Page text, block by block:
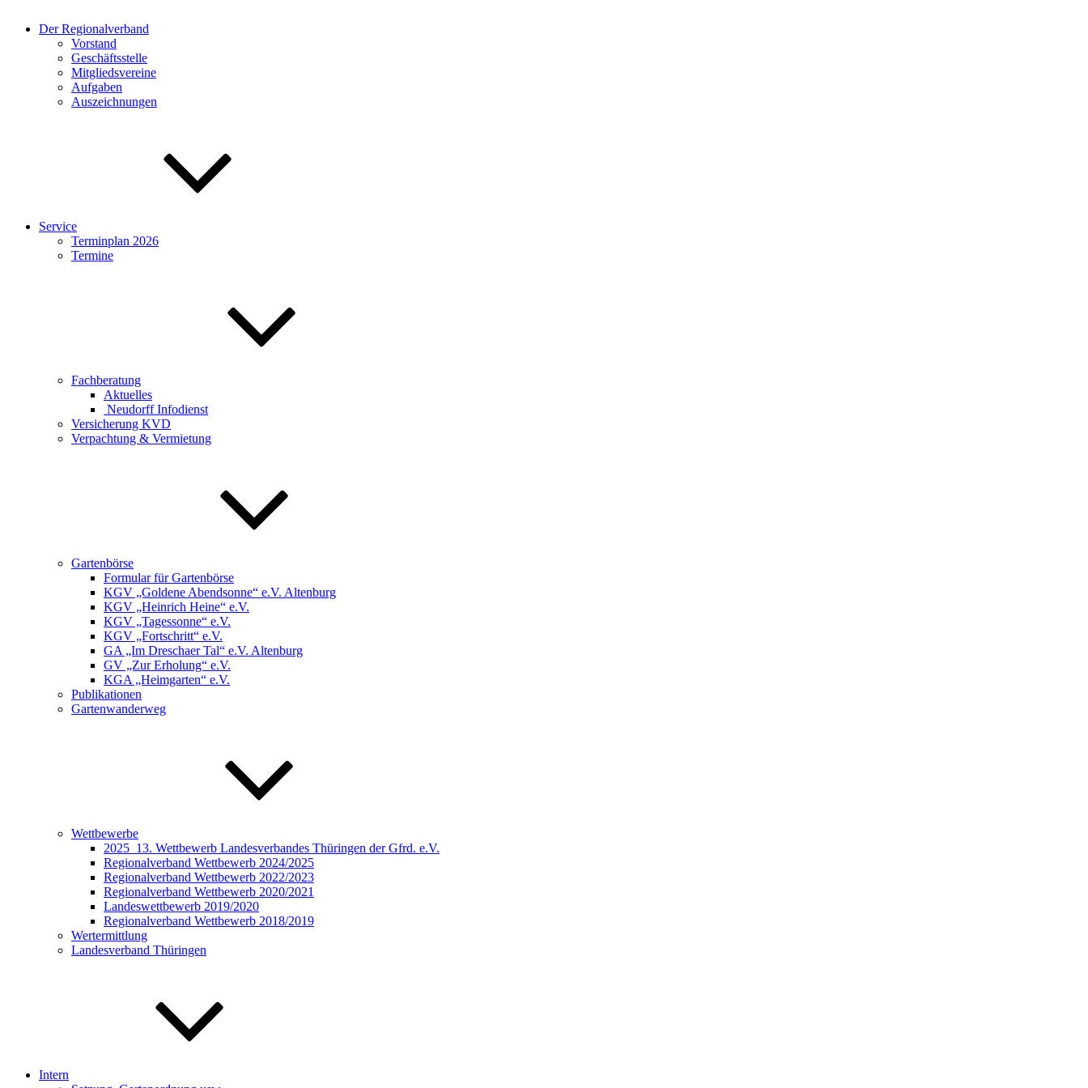
Der Regionalverband
Vorstand
Geschäftsstelle
Mitgliedsvereine
Aufgaben
Auszeichnungen
Service
Terminplan 2026
Termine
Fachberatung
Aktuelles
Neudorff Infodienst
Versicherung KVD
Verpachtung & Vermietung
Gartenbörse
Formular für Gartenbörse
KGV „Goldene Abendsonne“ e.V. Altenburg
KGV „Heinrich Heine“ e.V.
KGV „Tagessonne“ e.V.
KGV „Fortschritt“ e.V.
GA „Im Dreschaer Tal“ e.V. Altenburg
GV „Zur Erholung“ e.V.
KGA „Heimgarten“ e.V.
Publikationen
Gartenwanderweg
Wettbewerbe
2025_13. Wettbewerb Landesverbandes Thüringen der Gfrd. e.V.
Regionalverband Wettbewerb 2024/2025
Regionalverband Wettbewerb 2022/2023
Regionalverband Wettbewerb 2020/2021
Landeswettbewerb 2019/2020
Regionalverband Wettbewerb 2018/2019
Wertermittlung
Landesverband Thüringen
Intern